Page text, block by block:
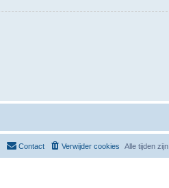
Alle tijden zijn
Verwijder cookies
Contact